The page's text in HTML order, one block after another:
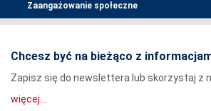
Zaangażowanie społeczne
Chcesz być na bieżąco z
Zapisz się do newslettera lub skorzystaj z
więcej...